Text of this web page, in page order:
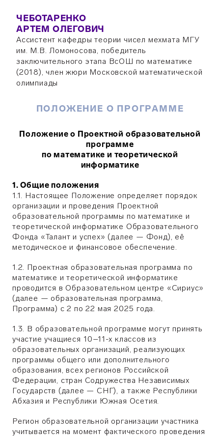
ЧЕБОТАРЕНКО
АРТЕМ ОЛЕГОВИЧ
Ассистент кафедры теории чисел мехмата МГУ
им. М.В. Ломоносова, победитель
заключительного этапа ВсОШ по математике
(2018), член жюри Московской математической
олимпиады
ПОЛОЖЕНИЕ О ПРОГРАММЕ
Положение о Проектной образовательной
программе
по математике и теоретической
информатике
1. Общие положения
1.1. Настоящее Положение определяет порядок
организации и проведения Проектной
образовательной программы по математике и
теоретической информатике Образовательного
Фонда «Талант и успех» (далее — Фонд), её
методическое и финансовое обеспечение.
1.2. Проектная образовательная программа по
математике и теоретической информатике
проводится в Образовательном центре «Сириус»
(далее — образовательная программа,
Программа) с 2 по 22 мая 2025 года.
1.3. В образовательной программе могут принять
участие учащиеся 10–11-х классов из
образовательных организаций, реализующих
программы общего или дополнительного
образования, всех регионов Российской
Федерации, стран Содружества Независимых
Государств (далее — СНГ), а также Республики
Абхазия и Республики Южная Осетия.
Регион образовательной организации участника
учитывается на момент фактического проведения